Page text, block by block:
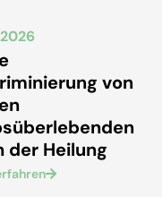
von
der Heilung